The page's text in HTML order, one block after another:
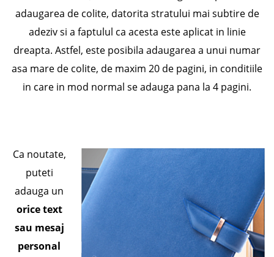
adaugarea de colite, datorita stratului mai subtire de
adeziv si a faptulul ca acesta este aplicat in linie
dreapta. Astfel, este posibila adaugarea a unui numar
asa mare de colite, de maxim 20 de pagini, in conditiile
in care in mod normal se adauga pana la 4 pagini.
Ca noutate,
puteti
adauga un
orice text
sau mesaj
personal